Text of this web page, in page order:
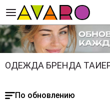
ОДЕЖДА БРЕНДА
По обновлению